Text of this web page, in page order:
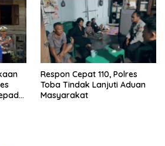
Respon Cepat 110, Polres
Toba Tindak Lanjuti Aduan
Masyarakat